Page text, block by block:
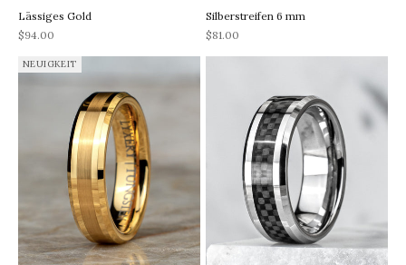
Lässiges Gold
REA-pris
$94.00
Silberstreifen 6 mm
REA-pris
$81.00
NEUIGKEIT